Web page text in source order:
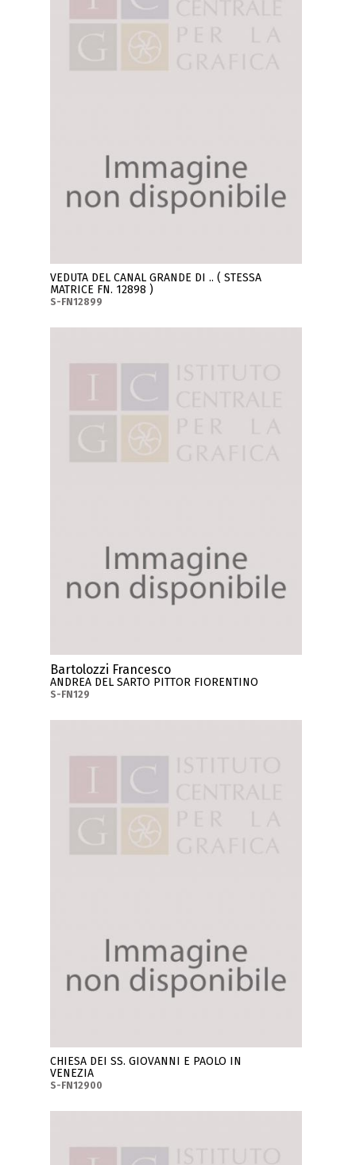
VEDUTA DEL CANAL GRANDE DI .. ( STESSA
MATRICE FN. 12898 )
S-FN12899
Bartolozzi Francesco
ANDREA DEL SARTO PITTOR FIORENTINO
S-FN129
CHIESA DEI SS. GIOVANNI E PAOLO IN
VENEZIA
S-FN12900